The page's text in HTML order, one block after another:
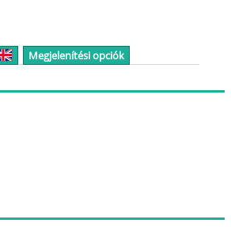
Megjelenítési opciók